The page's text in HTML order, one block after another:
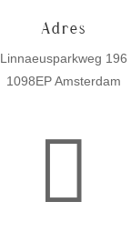
Adres
Linnaeusparkweg 196
1098EP Amsterdam
